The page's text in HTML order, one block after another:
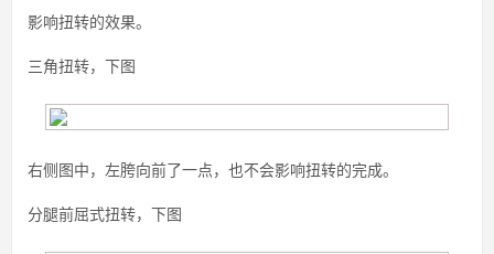
影响扭转的效果。
三角扭转，下图
右侧图中，左胯向前了一点，也不会影响扭转的完成。
分腿前屈式扭转，下图